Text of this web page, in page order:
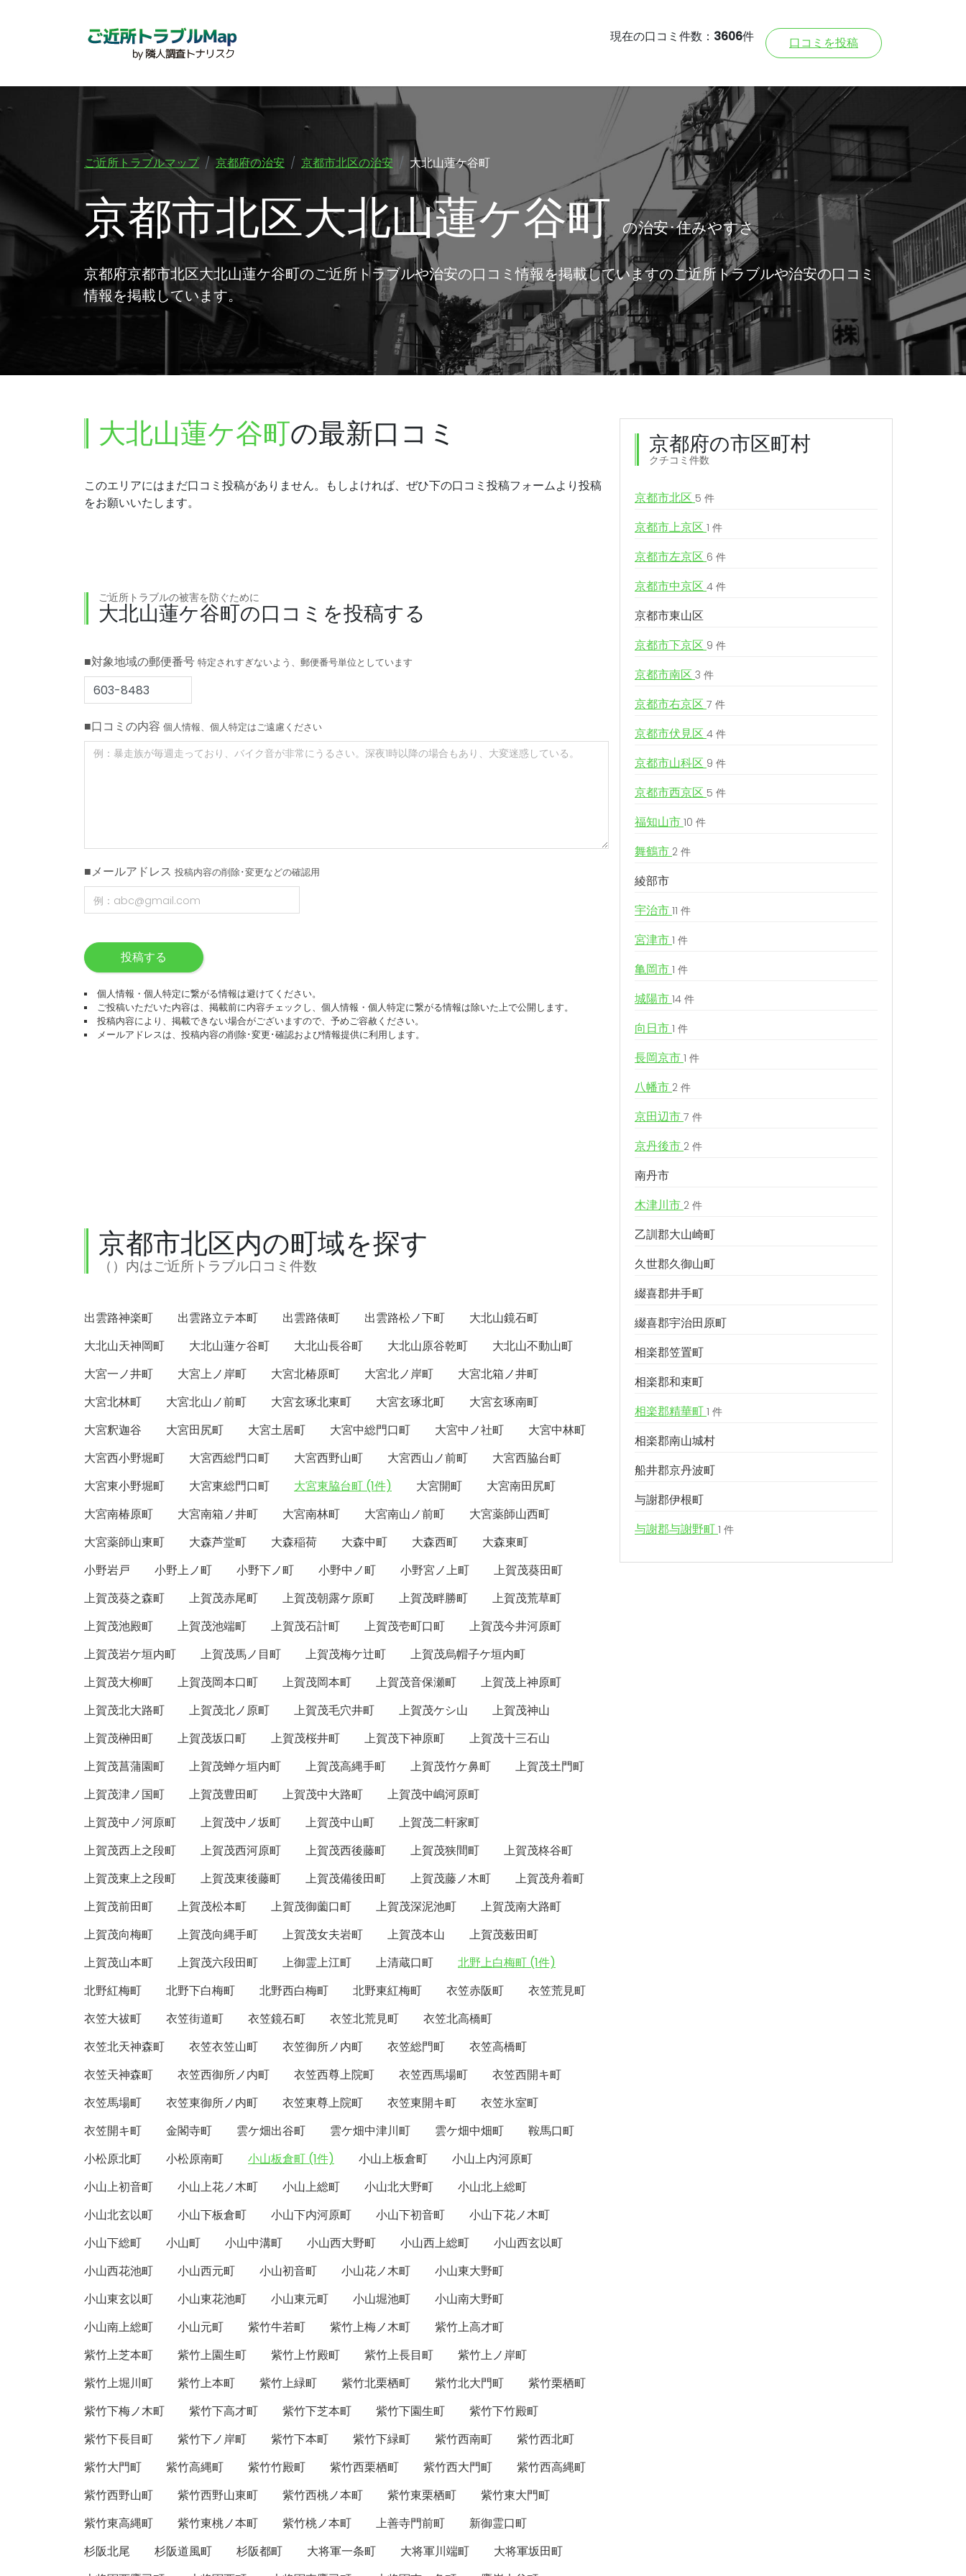
現在の口コミ件数： 3606件 口コミを投稿
ご近所トラブルマップ 京都府の治安 京都市北区の治安 大北山蓮ケ谷町
京都市北区大北山蓮ケ谷町 の治安･住みやすさ
京都府京都市北区大北山蓮ケ谷町のご近所トラブルや治安の口コミ情報を掲載していますのご近所トラブルや治安の口コミ
情報を掲載しています。
大北山蓮ケ谷町の最新口コミ
このエリアにはまだ口コミ投稿がありません。もしよければ、ぜひ下の口コミ投稿フォームより投稿
をお願いいたします。
ご近所トラブルの被害を防ぐために
大北山蓮ケ谷町の口コミを投稿する
■対象地域の郵便番号 特定されすぎないよう、郵便番号単位としています
■口コミの内容 個人情報、個人特定はご遠慮ください
■メールアドレス 投稿内容の削除･変更などの確認用
投稿する
個人情報・個人特定に繋がる情報は避けてください。
ご投稿いただいた内容は、掲載前に内容チェックし、個人情報・個人特定に繋がる情報は除いた上で公開します。
投稿内容により、掲載できない場合がございますので、予めご容赦ください。
メールアドレスは、投稿内容の削除･変更･確認および情報提供に利用します。
京都市北区内の町域を探す
（）内はご近所トラブル口コミ件数
出雲路神楽町 出雲路立テ本町 出雲路俵町 出雲路松ノ下町
大北山鏡石町
大北山天神岡町
大北山蓮ケ谷町 大北山長谷町 大北山原谷乾町
大北山不動山町
大宮一ノ井町
大宮上ノ岸町 大宮北椿原町 大宮北ノ岸町
大宮北箱ノ井町
大宮北林町
大宮北山ノ前町 大宮玄琢北東町 大宮玄琢北町
大宮玄琢南町
大宮釈迦谷
大宮田尻町 大宮土居町 大宮中総門口町 大宮中ノ社町
大宮中林町
大宮西小野堀町
大宮西総門口町 大宮西野山町 大宮西山ノ前町
大宮西脇台町
大宮東小野堀町
大宮東総門口町 大宮東脇台町 (1件) 大宮開町
大宮南田尻町
大宮南椿原町
大宮南箱ノ井町 大宮南林町 大宮南山ノ前町
大宮薬師山西町
大宮薬師山東町
大森芦堂町 大森稲荷 大森中町 大森西町
大森東町
小野岩戸
小野上ノ町 小野下ノ町 小野中ノ町 小野宮ノ上町
上賀茂葵田町
上賀茂葵之森町
上賀茂赤尾町 上賀茂朝露ケ原町 上賀茂畔勝町
上賀茂荒草町
上賀茂池殿町
上賀茂池端町 上賀茂石計町 上賀茂壱町口町
上賀茂今井河原町
上賀茂岩ケ垣内町
上賀茂馬ノ目町 上賀茂梅ケ辻町
上賀茂烏帽子ケ垣内町
上賀茂大柳町
上賀茂岡本口町 上賀茂岡本町 上賀茂音保瀬町
上賀茂上神原町
上賀茂北大路町
上賀茂北ノ原町 上賀茂毛穴井町 上賀茂ケシ山
上賀茂神山
上賀茂榊田町
上賀茂坂口町 上賀茂桜井町 上賀茂下神原町
上賀茂十三石山
上賀茂菖蒲園町
上賀茂蝉ケ垣内町 上賀茂高縄手町 上賀茂竹ケ鼻町
上賀茂土門町
上賀茂津ノ国町
上賀茂豊田町 上賀茂中大路町
上賀茂中嶋河原町
上賀茂中ノ河原町
上賀茂中ノ坂町 上賀茂中山町
上賀茂二軒家町
上賀茂西上之段町
上賀茂西河原町 上賀茂西後藤町 上賀茂狭間町
上賀茂柊谷町
上賀茂東上之段町
上賀茂東後藤町 上賀茂備後田町 上賀茂藤ノ木町
上賀茂舟着町
上賀茂前田町
上賀茂松本町 上賀茂御薗口町 上賀茂深泥池町
上賀茂南大路町
上賀茂向梅町
上賀茂向縄手町 上賀茂女夫岩町 上賀茂本山
上賀茂薮田町
上賀茂山本町
上賀茂六段田町 上御霊上江町 上清蔵口町
北野上白梅町 (1件)
北野紅梅町
北野下白梅町 北野西白梅町 北野東紅梅町 衣笠赤阪町
衣笠荒見町
衣笠大祓町
衣笠街道町 衣笠鏡石町 衣笠北荒見町
衣笠北高橋町
衣笠北天神森町
衣笠衣笠山町 衣笠御所ノ内町 衣笠総門町
衣笠高橋町
衣笠天神森町
衣笠西御所ノ内町 衣笠西尊上院町 衣笠西馬場町
衣笠西開キ町
衣笠馬場町
衣笠東御所ノ内町 衣笠東尊上院町 衣笠東開キ町
衣笠氷室町
衣笠開キ町
金閣寺町 雲ケ畑出谷町 雲ケ畑中津川町 雲ケ畑中畑町
鞍馬口町
小松原北町
小松原南町 小山板倉町 (1件) 小山上板倉町
小山上内河原町
小山上初音町
小山上花ノ木町 小山上総町 小山北大野町
小山北上総町
小山北玄以町
小山下板倉町 小山下内河原町 小山下初音町
小山下花ノ木町
小山下総町
小山町 小山中溝町 小山西大野町 小山西上総町
小山西玄以町
小山西花池町
小山西元町 小山初音町 小山花ノ木町
小山東大野町
小山東玄以町
小山東花池町 小山東元町 小山堀池町
小山南大野町
小山南上総町
小山元町 紫竹牛若町 紫竹上梅ノ木町
紫竹上高才町
紫竹上芝本町
紫竹上園生町 紫竹上竹殿町 紫竹上長目町
紫竹上ノ岸町
紫竹上堀川町
紫竹上本町 紫竹上緑町 紫竹北栗栖町 紫竹北大門町
紫竹栗栖町
紫竹下梅ノ木町
紫竹下高才町 紫竹下芝本町 紫竹下園生町
紫竹下竹殿町
紫竹下長目町
紫竹下ノ岸町 紫竹下本町 紫竹下緑町 紫竹西南町
紫竹西北町
紫竹大門町
紫竹高縄町 紫竹竹殿町 紫竹西栗栖町 紫竹西大門町
紫竹西高縄町
紫竹西野山町
紫竹西野山東町 紫竹西桃ノ本町 紫竹東栗栖町
紫竹東大門町
紫竹東高縄町
紫竹東桃ノ本町 紫竹桃ノ本町 上善寺門前町
新御霊口町
杉阪北尾
杉阪道風町 杉阪都町 大将軍一条町 大将軍川端町
大将軍坂田町
京都府の市区町村
クチコミ件数
京都市北区 5 件
京都市上京区 1 件
京都市左京区 6 件
京都市中京区 4 件
京都市東山区
京都市下京区 9 件
京都市南区 3 件
京都市右京区 7 件
京都市伏見区 4 件
京都市山科区 9 件
京都市西京区 5 件
福知山市 10 件
舞鶴市 2 件
綾部市
宇治市 11 件
宮津市 1 件
亀岡市 1 件
城陽市 14 件
向日市 1 件
長岡京市 1 件
八幡市 2 件
京田辺市 7 件
京丹後市 2 件
南丹市
木津川市 2 件
乙訓郡大山崎町
久世郡久御山町
綴喜郡井手町
綴喜郡宇治田原町
相楽郡笠置町
相楽郡和束町
相楽郡精華町 1 件
相楽郡南山城村
船井郡京丹波町
与謝郡伊根町
与謝郡与謝野町 1 件